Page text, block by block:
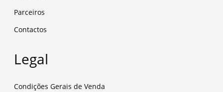
Parceiros
Contactos
Legal
Condições Gerais de Venda